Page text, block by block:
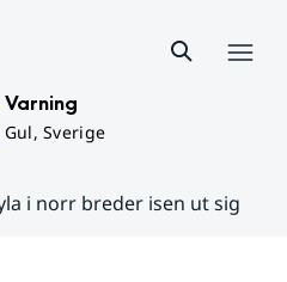
Varning
Gul, Sverige
i norr breder isen ut sig